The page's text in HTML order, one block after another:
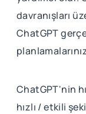
davranışları
ChatGPT
ChatGPT'nin
hızlı / etkili